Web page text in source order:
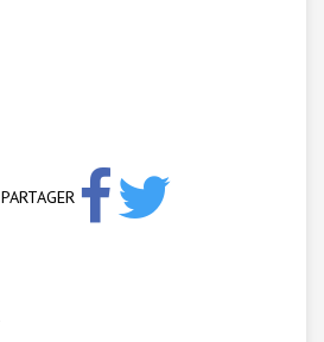
PARTAGER